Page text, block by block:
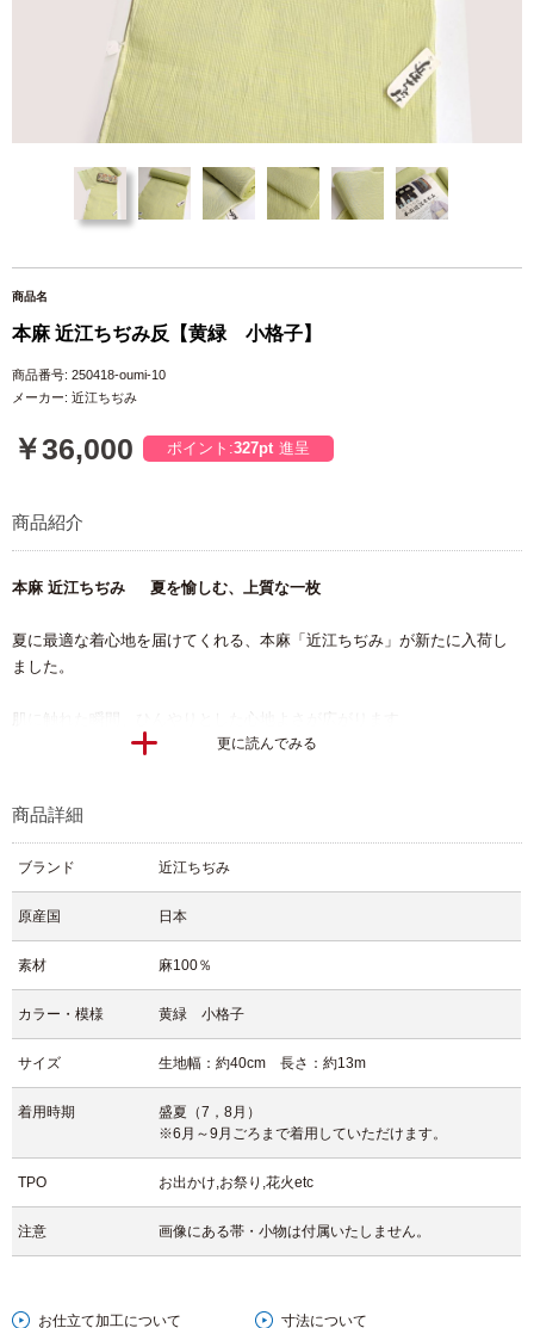
商品名
本麻 近江ちぢみ反【黄緑 小格子】
商品番号: 250418-oumi-10
メーカー: 近江ちぢみ
￥36,000 ポイント:327pt 進呈
商品紹介
本麻 近江ちぢみ 夏を愉しむ、上質な一枚
夏に最適な着心地を届けてくれる、本麻「近江ちぢみ」が新たに入荷し
ました。
肌に触れた瞬間、ひんやりとした心地よさが広がります。
それは、近江ちぢみ特有の“シボ感”によるもの。
滋賀県・湖東地方で受け継がれてきた「近江ちぢみ」は、小千谷ちぢみ
揉み込みを施すことで、独特の“シボ”を生み出します。
このシボが肌への密着を防ぎ、優れた吸湿性と速乾性を実現していま
今回入荷したのは、やさしい黄緑に細やかな格子が織り込まれた、爽や
かで軽やかな印象の一反です。
見る角度によってほんのり色の表情が変わり、光の中で明るく映える夏
らしいデザインです。
スの良さを演出します。
心地よい涼感と明るい印象を両立させた、夏の外出が楽しくなる一枚で
更に読んでみる
商品詳細
ブランド 近江ちぢみ
原産国 日本
素材 麻100％
カラー・模様 黄緑 小格子
サイズ 生地幅：約40cm 長さ：約13m
着用時期
盛夏（7，8月）
※6月～9月ごろまで着用していただけます。
TPO お出かけ,お祭り,花火etc
注意 画像にある帯・小物は付属いたしません。
お仕立て加工について
寸法について